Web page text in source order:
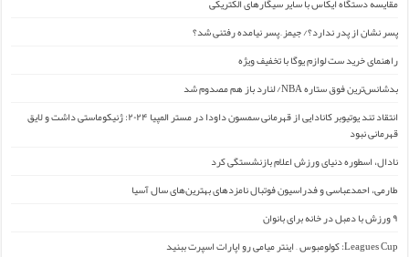
پسر نشان از پدر ندارد؟/ جیمز ِ پسر نیامده رفتنی شد؟
راهنمای خرید ست لوازم یوگا با تخفیف ویژه
بدشانس‌ترین فوق ستاره NBA/ لنارد باز هم مصدوم شد
انتقاد تند یوتیوبر کانادایی از قهرمانی سمسون داودا در مستر المپیا ۲۰۲۴: ژنیکوماستی داشت و لایق
قهرمانی نبود
نادال، اسطوره دنیای ورزش اعلام بازنشستگی کرد
طارمی، احمدعباسی و فدراسیون فوتبال نامزدهای بهترین‌های سال آسیا
۹ ورزش با دمبل در خانه برای بانوان
Leagues Cup: کولومبوس – اینتر میامی رو اپارات اسپرت ببنید